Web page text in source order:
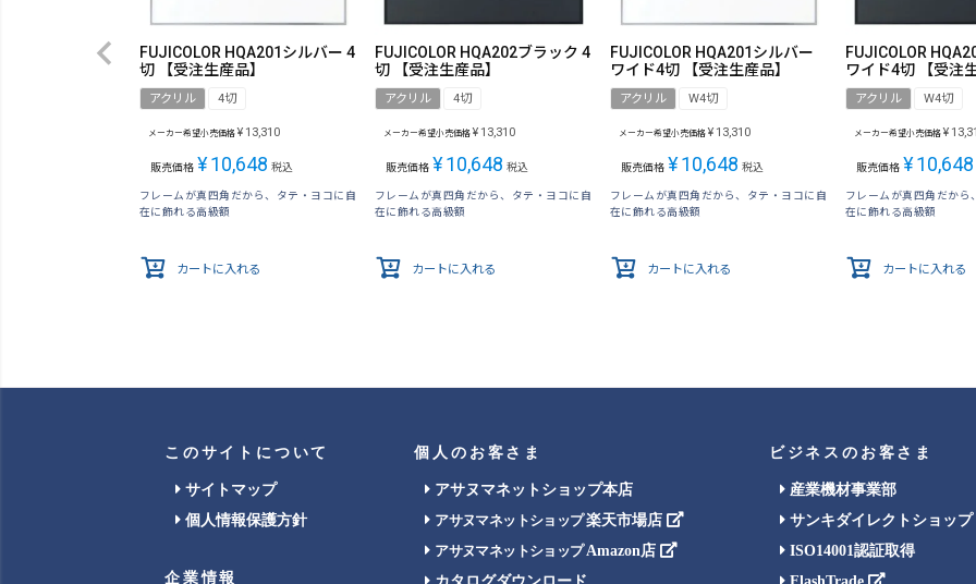
FUJICOLOR HQA201シルバー 4
切 【受注生産品】
アクリル 4切
メーカー希望小売価格 ¥ 13,310
販売価格 ¥10,648 税込
フレームが真四角だから、タテ・ヨコに自
在に飾れる高級額
カートに入れる
FUJICOLOR HQA202ブラック 4
切 【受注生産品】
アクリル 4切
メーカー希望小売価格 ¥ 13,310
販売価格 ¥10,648 税込
フレームが真四角だから、タテ・ヨコに自
在に飾れる高級額
カートに入れる
FUJICOLOR HQA201シルバー
ワイド4切 【受注生産品】
アクリル W4切
メーカー希望小売価格 ¥ 13,310
販売価格 ¥10,648 税込
フレームが真四角だから、タテ・ヨコに自
在に飾れる高級額
カートに入れる
FUJICOLOR
ワイド4切 【受注
アクリル W4切
メーカー希望小売価格 ¥
販売価格 ¥10,648
フレームが真四角だから
在に飾れる高級額
カートに入れる
このサイトについて
サイトマップ
個人情報保護方針
企業情報
個人のお客さま
アサヌマネットショップ本店
アサヌマネットショップ楽天市場店
アサヌマネットショップAmazon店
ビジネスのお客さま
産業機材事業部
サンキダイレクトショップ
ISO14001認証取得